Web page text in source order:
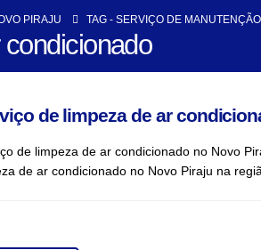
PIRAJU TAG - SERVIÇO DE
de limpeza de ar
de limpeza de ar condicionado no Novo
de ar condicionado no Novo Piraju na